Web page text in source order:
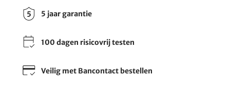
5 jaar garantie
100 dagen risicovrij testen
Veilig met Bancontact bestellen